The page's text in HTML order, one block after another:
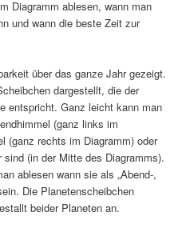
Diagramm ablesen, wann man
und wann die beste Zeit zur
über das ganze Jahr gezeigt.
dargestellt, die der
entspricht. Ganz leicht kann man
(ganz links im
(ganz rechts im Diagramm) oder
(in der Mitte des Diagramms).
ablesen wann sie als „Abend-,
Die Planetenscheibchen
beider Planeten an.